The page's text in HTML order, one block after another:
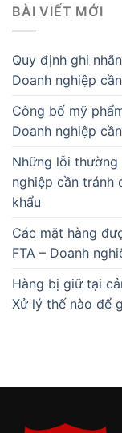
BÀI VIẾT MỚI
Quy định ghi
Doanh nghiệp
Công bố mỹ
Doanh nghiệp
Những lỗi thường
nghiệp cần tránh
khẩu
Các mặt hàng
FTA – Doanh
Hàng bị giữ tại
Xử lý thế nào để